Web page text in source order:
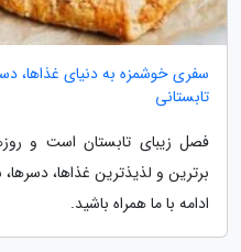
سفری خوشمزه به دنیای غذاها،
تابستانی
فصل زیبای تابستان است و
برترین و لذیذترین غذاها،
ادامه با ما همراه باشید.